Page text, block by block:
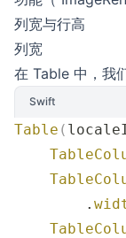
列宽与行高
列宽
在 Table 中，我
Swift
Table (
        .